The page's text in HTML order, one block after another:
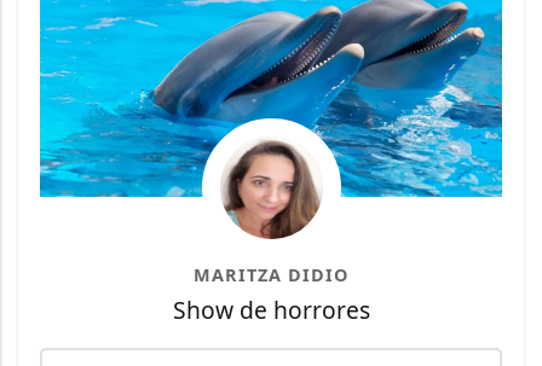
MARITZA DIDIO
Show de horrores